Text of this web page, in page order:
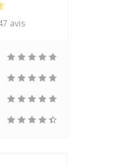
avis